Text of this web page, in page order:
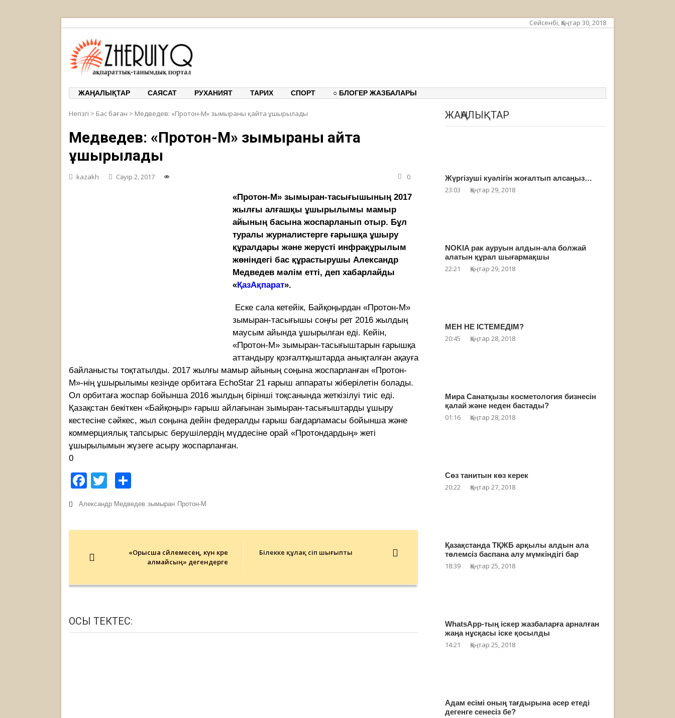
Сейсенбі, Қаңтар 30, 2018
ЖАҢАЛЫҚТАР САЯСАТ РУХАНИЯТ ТАРИХ СПОРТ ○ БЛОГЕР ЖАЗБАЛАРЫ
Негізгі > Бас баған > Медведев: «Протон-М» зымыраны қайта ұшырылады
Медведев: «Протон-М» зымыраны қайта
ұшырылады
kazakh Сәуір 2, 2017 0
«Протон-М» зымыран-тасығышының 2017
жылғы алғашқы ұшырылымы мамыр
айының басына жоспарланып отыр. Бұл
туралы журналистерге ғарышқа ұшыру
құралдары және жерүсті инфрақұрылым
жөніндегі бас құрастырушы Александр
Медведев мәлім етті, деп хабарлайды
«ҚазАқпарат».
Еске сала кетейік, Байқоңырдан «Протон-М»
зымыран-тасығышы соңғы рет 2016 жылдың
маусым айында ұшырылған еді. Кейін,
«Протон-М» зымыран-тасығыштарын ғарышқа
аттандыру қозғалтқыштарда анықталған ақауға
байланысты тоқтатылды. 2017 жылғы мамыр айының соңына жоспарланған «Протон-
М»-нің ұшырылымы кезінде орбитаға EchoStar 21 ғарыш аппараты жіберілетін болады.
Ол орбитаға жоспар бойынша 2016 жылдың бірінші тоқсанында жеткізілуі тиіс еді.
Қазақстан бекіткен «Байқоңыр» ғарыш айлағынан зымыран-тасығыштарды ұшыру
кестесіне сәйкес, жыл соңына дейін федералды ғарыш бағдарламасы бойынша және
коммерциялық тапсырыс берушілердің мүддесіне орай «Протондардың» жеті
ұшырылымын жүзеге асыру жоспарланған.
0
Facebook
Twitter
Александр Медведев зымыран Протон-М
«Орысша сөйлемесең, күн көре
алмайсың» дегендерге
Білекке құлақ өсіп шығыпты
ОСЫ ТЕКТЕС:
ЖАҢАЛЫҚТАР
Жүргізуші куәлігін жоғалтып алсаңыз…
23:03 Қаңтар 29, 2018
NOKIA рак ауруын алдын-ала болжай
алатын құрал шығармақшы
22:21 Қаңтар 29, 2018
МЕН НЕ ІСТЕМЕДІМ?
20:45 Қаңтар 28, 2018
Мира Санатқызы косметология бизнесін
қалай және неден бастады?
01:16 Қаңтар 28, 2018
Сөз танитын көз керек
20:22 Қаңтар 27, 2018
Қазақстанда ТҚЖБ арқылы алдын ала
төлемсіз баспана алу мүмкіндігі бар
18:39 Қаңтар 25, 2018
WhatsApp-тың іскер жазбаларға арналған
жаңа нұсқасы іске қосылды
14:21 Қаңтар 25, 2018
Адам есімі оның тағдырына әсер етеді
дегенге сенесіз бе?